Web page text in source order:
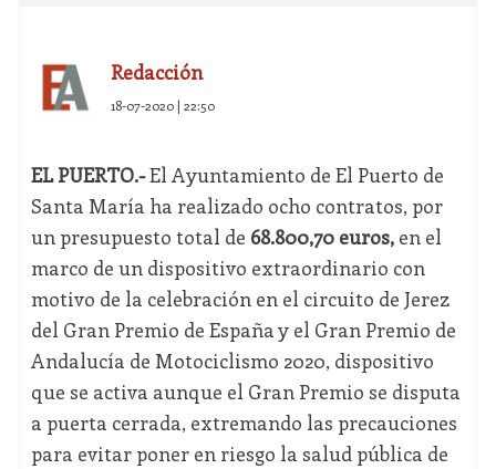
Redacción
18-07-2020 | 22:50
EL PUERTO.-El Ayuntamiento de El Puerto de
Santa María ha realizado ocho contratos, por
un presupuesto total de 68.800,70 euros,en el
marco de un dispositivo extraordinario con
motivo de la celebración en el circuito de Jerez
del Gran Premio de España y el Gran Premio de
Andalucía de Motociclismo 2020, dispositivo
que se activa aunque el Gran Premio se disputa
a puerta cerrada, extremando las precauciones
para evitar poner en riesgo la salud pública de